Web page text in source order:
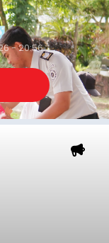
- 20:56